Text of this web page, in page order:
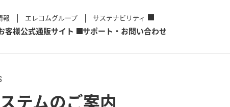
報 エレコムグループ サステナビリティ
客様公式通販サイト サポート・お問い合わせ
テムのご案内